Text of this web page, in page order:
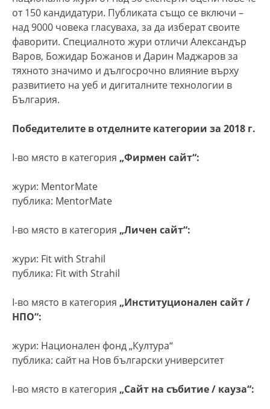
от 150 кандидатури. Публиката също се включи –
над 9000 човека гласуваха, за да изберат своите
фаворити. Специалното жури отличи Александър
Варов, Божидар Божанов и Дарин Маджаров за
тяхното значимо и дългосрочно влияние върху
развитието на уеб и дигиталните технологии в
България.
Победителите в отделните категории за 2018 г.
I-во място в категория „Фирмен сайт“:
жури: MentorMate
публика: MentorMate
I-во място в категория „Личен сайт“:
жури: Fit with Strahil
публика: Fit with Strahil
I-во място в категория „Институционален сайт /
НПО“:
жури: Национален фонд „Култура“
публика: сайт на Нов български университет
I-во място в категория „Сайт на събитие / кауза“: